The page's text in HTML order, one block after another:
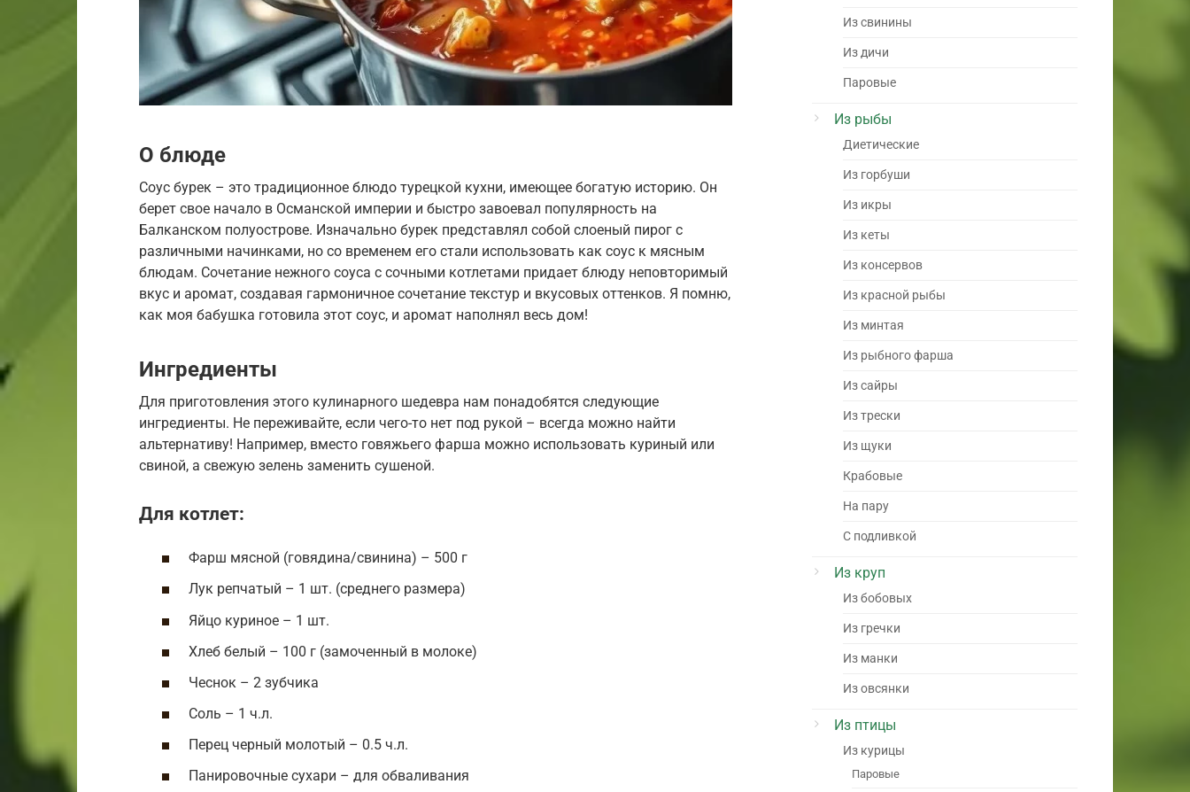
О блюде
Соус бурек – это традиционное блюдо турецкой кухни, имеющее богатую историю. Он
берет свое начало в Османской империи и быстро завоевал популярность на
Балканском полуострове. Изначально бурек представлял собой слоеный пирог с
различными начинками, но со временем его стали использовать как соус к мясным
блюдам. Сочетание нежного соуса с сочными котлетами придает блюду неповторимый
вкус и аромат, создавая гармоничное сочетание текстур и вкусовых оттенков. Я помню,
как моя бабушка готовила этот соус, и аромат наполнял весь дом!
Ингредиенты
Для приготовления этого кулинарного шедевра нам понадобятся следующие
ингредиенты. Не переживайте, если чего-то нет под рукой – всегда можно найти
альтернативу! Например, вместо говяжьего фарша можно использовать куриный или
свиной, а свежую зелень заменить сушеной.
Для котлет:
Фарш мясной (говядина/свинина) – 500 г
Лук репчатый – 1 шт. (среднего размера)
Яйцо куриное – 1 шт.
Хлеб белый – 100 г (замоченный в молоке)
Чеснок – 2 зубчика
Соль – 1 ч.л.
Перец черный молотый – 0.5 ч.л.
Панировочные сухари – для обваливания
Из свинины
Из дичи
Паровые
Из рыбы
Диетические
Из горбуши
Из икры
Из кеты
Из консервов
Из красной рыбы
Из минтая
Из рыбного фарша
Из сайры
Из трески
Из щуки
Крабовые
На пару
С подливкой
Из круп
Из бобовых
Из гречки
Из манки
Из овсянки
Из птицы
Из курицы
Паровые